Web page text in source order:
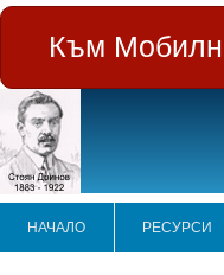
Към
НАЧАЛО РЕСУРСИ